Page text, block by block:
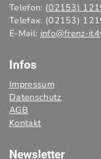
Telefon: (02153)
Telefax: (02153)
E-Mail: info@frenz-
Infos
Impressum
Datenschutz
AGB
Kontakt
Newsletter